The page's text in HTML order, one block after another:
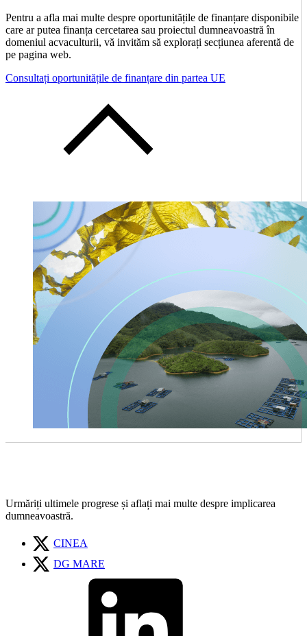
Pentru a afla mai multe despre oportunitățile de finanțare disponibile
care ar putea finanța cercetarea sau proiectul dumneavoastră în
domeniul acvaculturii, vă invităm să explorați secțiunea aferentă de
pe pagina web.
Consultați oportunitățile de finanțare din partea UE
Urmăriți ultimele progrese și aflați mai multe despre implicarea
dumneavoastră.
CINEA
DG MARE